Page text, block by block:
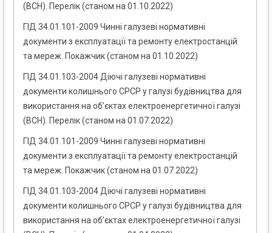
(ВСН). Перелік (станом на 01.10.2022)
ГІД 34.01.101-2009 Чинні галузеві нормативні
документи з експлуатації та ремонту електростанцій
та мереж. Покажчик (станом на 01.10.2022)
ГІД 34.01.103-2004 Діючі галузеві нормативні
документи колишнього СРСР у галузі будівництва для
використання на об’єктах електроенергетичної галузі
(ВСН). Перелік (станом на 01.07.2022)
ГІД 34.01.101-2009 Чинні галузеві нормативні
документи з експлуатації та ремонту електростанцій
та мереж. Покажчик (станом на 01.07.2022)
ГІД 34.01.103-2004 Діючі галузеві нормативні
документи колишнього СРСР у галузі будівництва для
використання на об’єктах електроенергетичної галузі